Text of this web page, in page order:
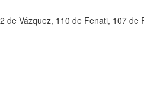
Vázquez, 110 de Fenati, 107